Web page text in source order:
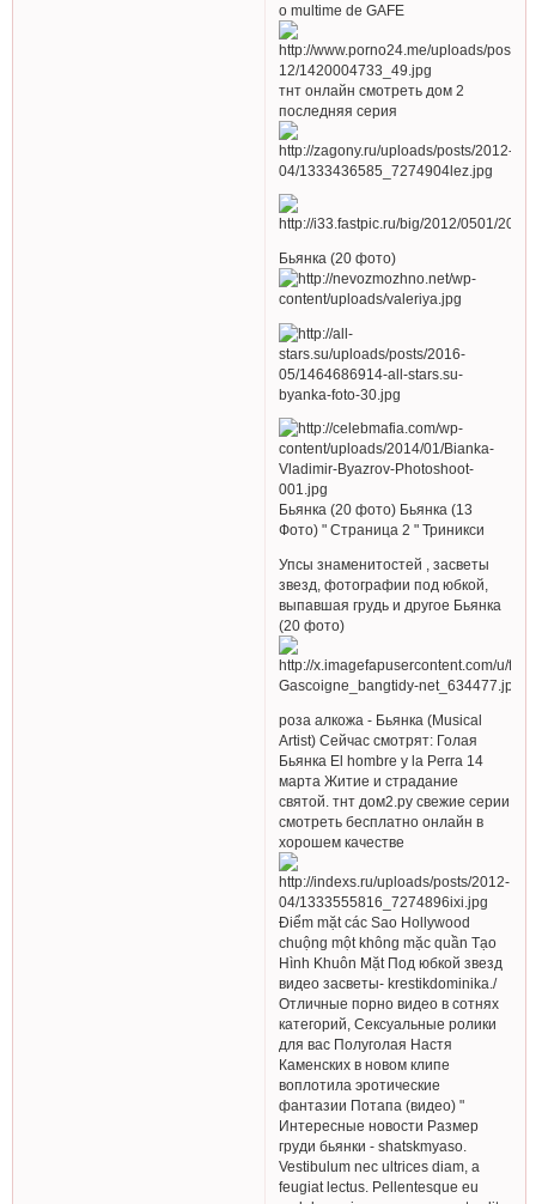
o multime de GAFE
тнт онлайн смотреть дом 2
последняя серия
Бьянка (20 фото)
Бьянка (20 фото) Бьянка (13
Фото) " Страница 2 " Триникси
Упсы знаменитостей , засветы
звезд, фотографии под юбкой,
выпавшая грудь и другое Бьянка
(20 фото)
роза алкожа - Бьянка (Musical
Artist) Сейчас смотрят: Голая
Бьянка El hombre y la Perra 14
марта Житие и страдание
святой. тнт дом2.ру свежие серии
смотреть бесплатно онлайн в
хорошем качестве
Điểm mặt các Sao Hollywood
chuộng một không mặc quần Tạo
Hình Khuôn Mặt Под юбкой звезд
видео засветы- krestikdominika./
Отличные порно видео в сотнях
категорий, Сексуальные ролики
для вас Полуголая Настя
Каменских в новом клипе
воплотила эротические
фантазии Потапа (видео) "
Интересные новости Размер
груди бьянки - shatskmyaso.
Vestibulum nec ultrices diam, a
feugiat lectus. Pellentesque eu